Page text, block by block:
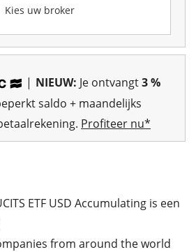
Kies uw broker
| NIEUW: Je ontvangt3 %
saldo + maandelijks
Profiteer nu*
ETF USD Accumulating is een
from around the world